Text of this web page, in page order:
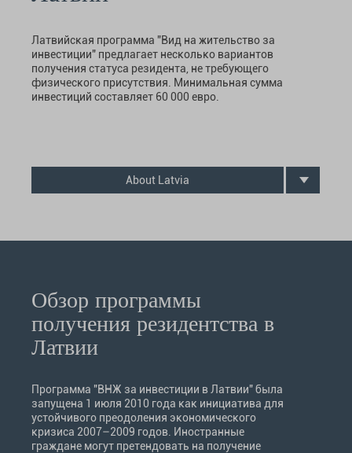
Латвийская программа "Вид на жительство за
инвестиции" предлагает несколько вариантов
получения статуса резидента, не требующего
физического присутствия. Минимальная сумма
инвестиций составляет 60 000 евро.
About Latvia
Обзор программы
получения резидентства в
Латвии
Программа "ВНЖ за инвестиции в Латвии" была
запущена 1 июля 2010 года как инициатива для
устойчивого преодоления экономического
кризиса 2007–2009 годов. Иностранные
граждане могут претендовать на получение